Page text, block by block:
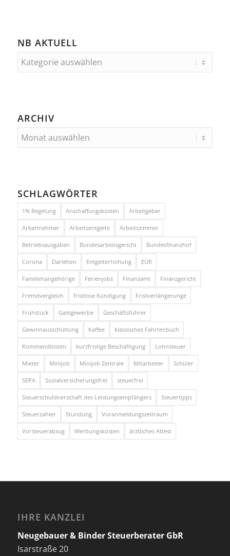
NB AKTUELL
ARCHIV
SCHLAGWÖRTER
1% Regelung Anschaffungskosten Arbeitgeber
Arbeitnehmer Arbeitsentgelte Arbeitszimmer
Betriebsausgaben Bundesarbeitsgericht Bundesfinanzhof
Corona Darlehen Entgelterhöhung EÜR
Familienangehörige Ferienjobs Finanzamt Finanzgericht
Fremdvergleich fristlose Kündigung Fristverlängerunge
Frühstück Gastgewerbe Geschäftsführer
Gewinnausschüttung Kaffee klassisches Fahrtenbuch
Kommanditisten kurzfristige Beschäftigung Lohnsteuer
Mieter Minijob Minijob Zentrale Mitarbeiter Schüler
SEPA Sozialversicherungsfrei steuerfrei
Steuerschuldnerschaft des Leistungsempfängers Steuertipps
Steuerzahler Stundung Voranmeldungszeitraum
Vorsteuerabzug Werbungskosten ärztliches Attest
IHRE KANZLEI
Neugebauer & Binder Steuerberater GbR
Isarstraße 20